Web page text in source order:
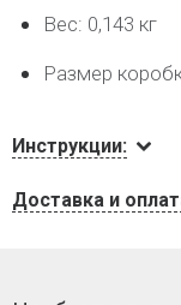
Вес: 0,143 кг
Размер
Инструкции:
Доставка и